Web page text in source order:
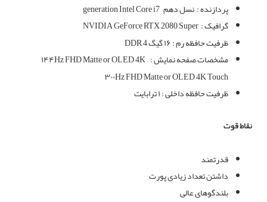
پردازنده :نسل دهم generation Intel Core i7
گرافیک :NVIDIA GeForce RTX 2080 Super
ظرفیت حافظه رم : ۱۶ گیگ DDR 4
مشخصات صفحه نمایش :۱۴۴Hz FHD Matte or OLED 4K –
۳۰۰Hz FHD Matte or OLED 4K Touch
ظرفیت حافظه داخلی : ۱ ترابایت
نقاط قوت
قدرتمند
داشتن تعداد زیادی پورت
بلندگوهای عالی